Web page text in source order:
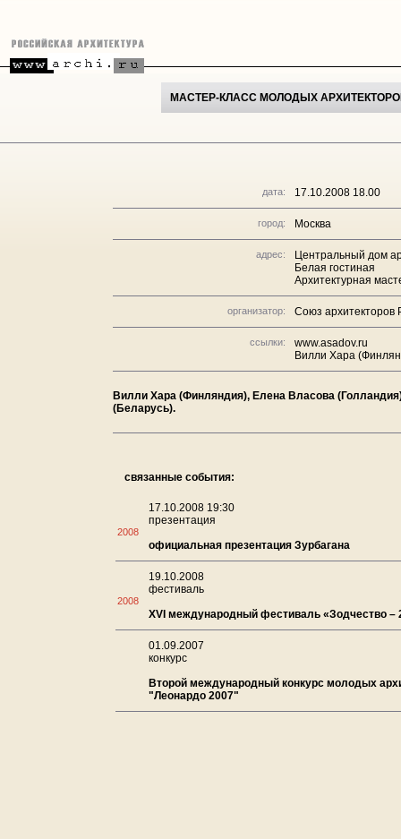
МАСТЕР-КЛАСС МОЛОДЫХ
дата: 17.10.2008 18.00
город: Москва
адрес:
Центральный дом
Белая гостиная
Архитектурная
организатор: Союз архитекторов
ссылки:
www.asadov.ru
Вилли Хара
Вилли Хара (Финляндия), Елена Власова
(Беларусь).
связанные события:
2008
17.10.2008 19:30
презентация
официальная презентация Зурбагана
2008
19.10.2008
фестиваль
XVI международный фестиваль «Зодчество –
01.09.2007
конкурс
Второй международный конкурс молодых
"Леонардо 2007"